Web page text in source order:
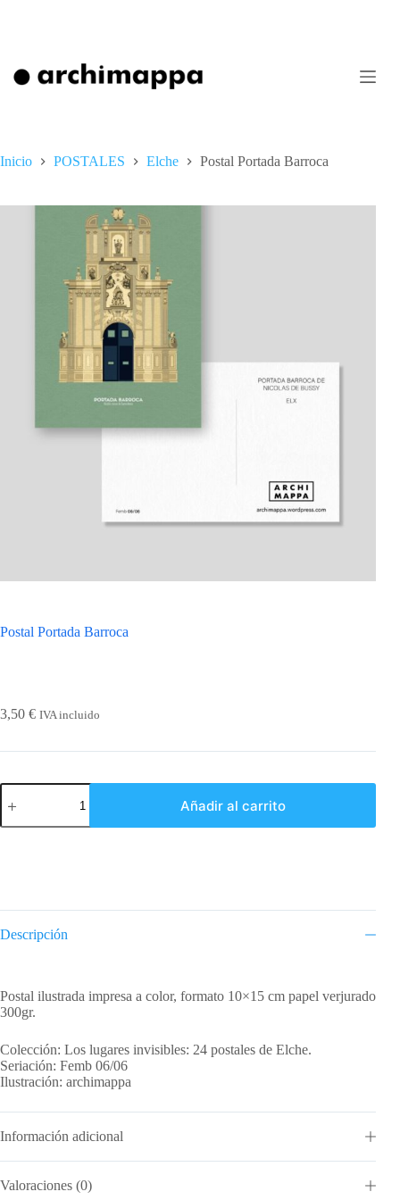
Inicio POSTALES Elche Postal Portada Barroca
Postal Portada Barroca
3,50 € IVA incluido
Postal
Portada
Añadir al carrito
Descripción
Postal ilustrada impresa a color, formato 10×15 cm papel verjurado
300gr.
Colección: Los lugares invisibles: 24 postales de Elche.
Seriación: Femb 06/06
Ilustración: archimappa
Información adicional
Valoraciones (0)